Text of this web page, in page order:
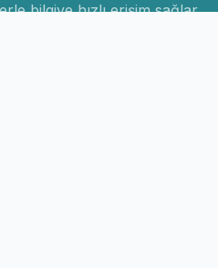
bilgiye hızlı erişim sağlar.